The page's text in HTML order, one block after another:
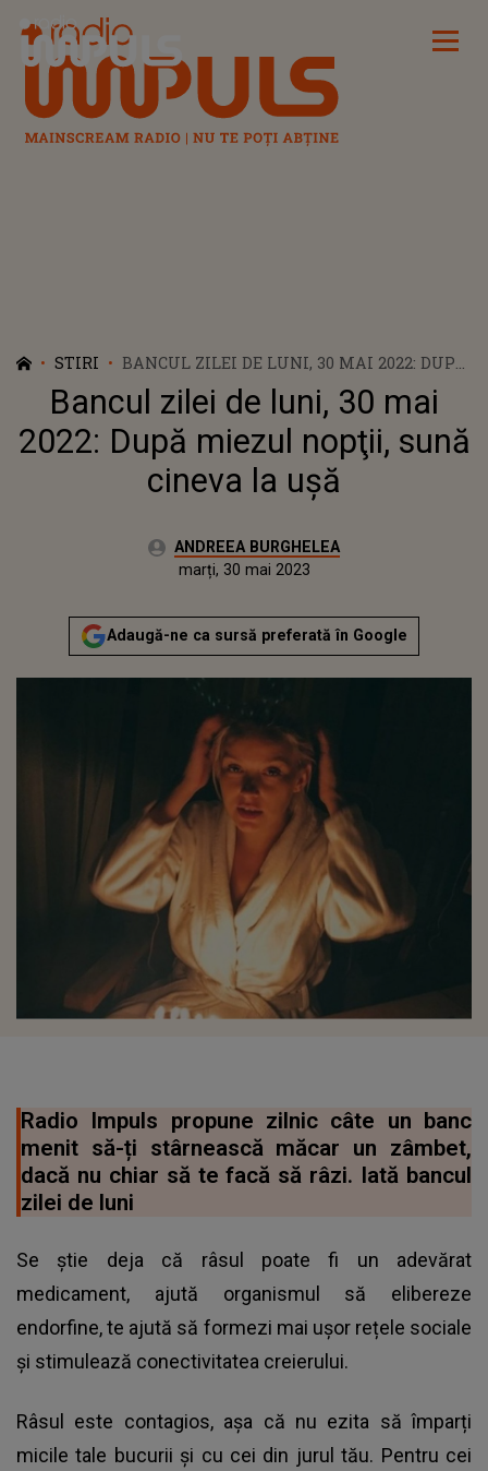
Radio Impuls
STIRI
BANCUL ZILEI DE LUNI, 30 MAI 2022: DUPĂ
MIEZUL NOPŢII, SUNĂ CINEVA LA UŞĂ
Bancul zilei de luni, 30 mai
2022: După miezul nopţii, sună
cineva la uşă
Autor:ANDREEA BURGHELEA
Actualizat:
marți, 30 mai 2023
Adaugă-ne ca sursă preferată în Google
Radio Impuls propune zilnic câte un banc
menit să-ți stârnească măcar un zâmbet,
dacă nu chiar să te facă să râzi. Iată bancul
zilei de luni
Se știe deja că râsul poate fi un adevărat
medicament, ajută organismul să elibereze
endorfine, te ajută să formezi mai ușor rețele sociale
și stimulează conectivitatea creierului.
Râsul este contagios, așa că nu ezita să împarți
micile tale bucurii și cu cei din jurul tău. Pentru cei